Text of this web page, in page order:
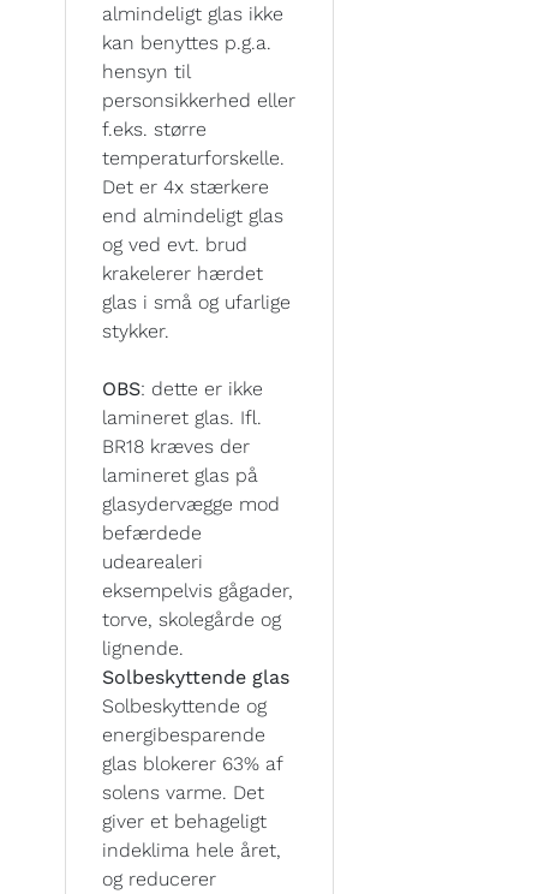
almindeligt glas ikke
kan benyttes p.g.a.
hensyn til
personsikkerhed eller
f.eks. større
temperaturforskelle.
Det er 4x stærkere
end almindeligt glas
og ved evt. brud
krakelerer hærdet
glas i små og ufarlige
stykker.
OBS: dette er ikke
lamineret glas. Ifl.
BR18 kræves der
lamineret glas på
glasydervægge mod
befærdede
udearealeri
eksempelvis gågader,
torve, skolegårde og
lignende.
Solbeskyttende glas
Solbeskyttende og
energibesparende
glas blokerer 63% af
solens varme. Det
giver et behageligt
indeklima hele året,
og reducerer